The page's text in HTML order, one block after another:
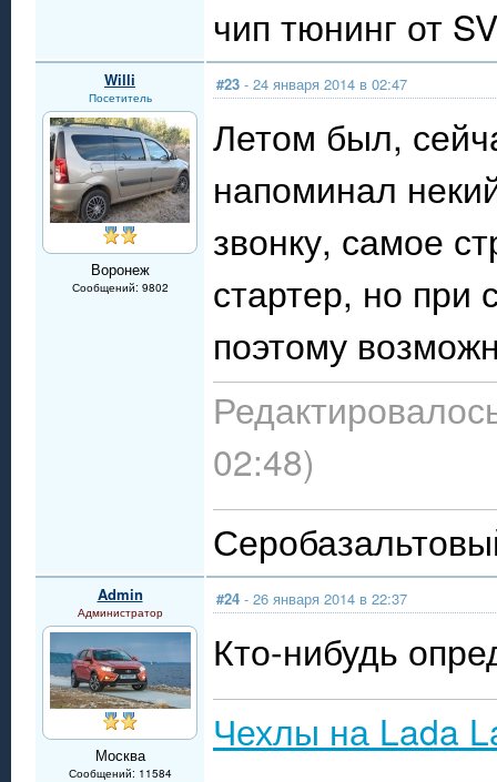
чип тюнинг от
Willi
Посетитель
Воронеж
Сообщений: 9802
#23 - 24 января 2014 в 02:47
Летом был,
напоминал
звонку, самое
стартер, но при
поэтому
02:48)
Admin
Администратор
Москва
Сообщений: 11584
#24 - 26 января 2014 в 22:37
Кто-нибудь
Чехлы на Lada